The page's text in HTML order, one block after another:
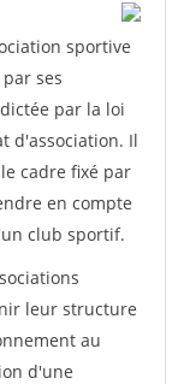
sportive
ses
par la loi
d'association. Il
cadre fixé par
en compte
club sportif.
leur structure
au
d'une